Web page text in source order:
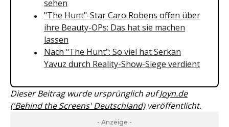
sehen
"The Hunt"-Star Caro Robens offen über
ihre Beauty-OPs: Das hat sie machen
lassen
Nach "The Hunt": So viel hat Serkan
Yavuz durch Reality-Show-Siege verdient
Dieser Beitrag wurde ursprünglich aufJoyn.de
('Behind the Screens' Deutschland)veröffentlicht.
- Anzeige -